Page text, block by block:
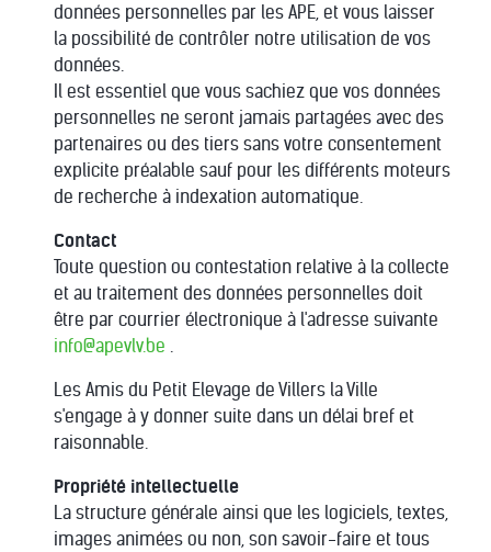
données personnelles par les APE, et vous laisser
la possibilité de contrôler notre utilisation de vos
données.
Il est essentiel que vous sachiez que vos données
personnelles ne seront jamais partagées avec des
partenaires ou des tiers sans votre consentement
explicite préalable sauf pour les différents moteurs
de recherche à indexation automatique.
Contact
Toute question ou contestation relative à la collecte
et au traitement des données personnelles doit
être par courrier électronique à l'adresse suivante
info@apevlv.be
Les Amis du Petit Elevage de Villers la Ville
s'engage à y donner suite dans un délai bref et
raisonnable.
Propriété intellectuelle
La structure générale ainsi que les logiciels, textes,
images animées ou non, son savoir-faire et tous